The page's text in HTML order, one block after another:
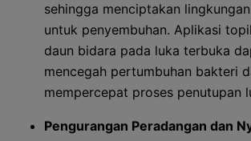
sehingga menciptakan
untuk penyembuhan. Aplikasi
daun bidara pada luka terbuka
mencegah pertumbuhan bakteri
mempercepat proses penutupan
Pengurangan Peradangan dan